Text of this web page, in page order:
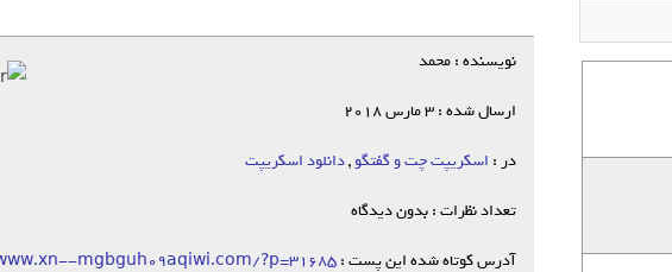
نویسنده : محمد
ارسال شده : 3 مارس 2018
در : اسکریپت چت و گفتگو,دانلود اسکریپت
تعداد نظرات : بدون دیدگاه
آدرس کوتاه شده این پست :mgbguh09aqiwi.com/?p=31685